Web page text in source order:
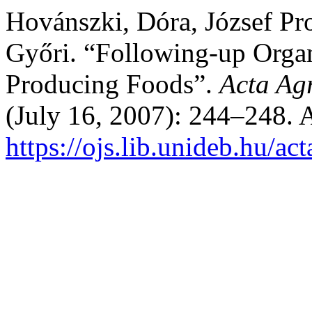
Hovánszki, Dóra, József
Győri. “Following-up
Producing Foods”.Acta
(July 16, 2007): 244–248.
https://ojs.lib.unideb.hu/